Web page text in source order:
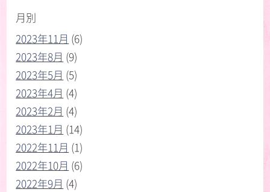
月別
2023年11月 (6)
2023年8月 (9)
2023年5月 (5)
2023年4月 (4)
2023年2月 (4)
2023年1月 (14)
2022年11月 (1)
2022年10月 (6)
2022年9月 (4)